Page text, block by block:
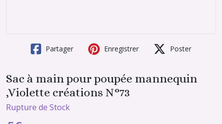
Partager Enregistrer Poster
Sac à main pour poupée mannequin
,Violette créations N°73
Rupture de Stock